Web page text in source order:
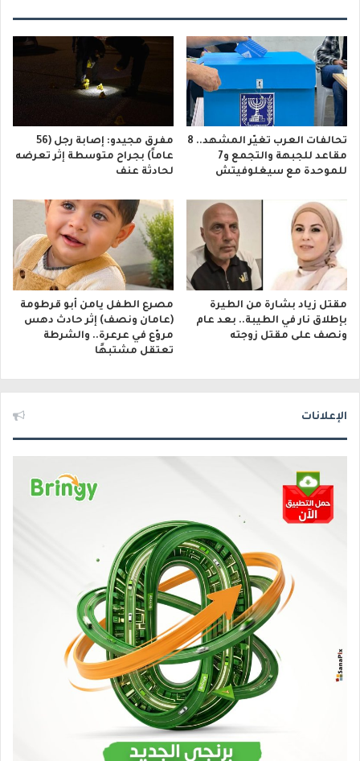
تحالفات العرب تغيّر المشهد.. 8
مقاعد للجبهة والتجمع و7
للموحدة مع سيغلوفيتش
مفرق مجيدو: إصابة رجل (56
عاماً) بجراح متوسطة إثر تعرضه
لحادثة عنف
مقتل زياد بشارة من الطيرة
بإطلاق نار في الطيبة.. بعد عام
ونصف على مقتل زوجته
مصرع الطفل يامن أبو قرطومة
(عامان ونصف) إثر حادث دهس
مروّع في عرعرة.. والشرطة
تعتقل مشتبهًا
الإعلانات